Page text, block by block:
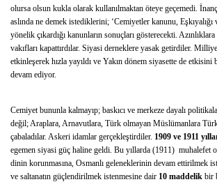
olursa olsun kukla olarak kullanılmaktan öteye geçemedi.
aslında ne demek istediklerini; ‘Cemiyetler kanunu, Eşkıyalığı
yönelik çıkardığı kanunların sonuçları gösterecekti.
vakıfları kapattırdılar. Siyasi derneklere yasak getirdiler.
etkinleşerek hızla yayıldı ve Yakın dönem siyasette de
devam ediyor.
Cemiyet bununla kalmayıp; baskıcı ve merkeze dayalı
değil; Araplara, Arnavutlara, Türk olmayan Müslümanlara
çabaladılar. Askeri idamlar gerçekleştirdiler. 1909 ve 1911
egemen siyasi güç haline geldi. Bu yıllarda (1911) muhalefet
dinin korunmasına, Osmanlı geleneklerinin devam ettirilmek
ve saltanatın güçlendirilmek istenmesine dair 10 maddelik bir